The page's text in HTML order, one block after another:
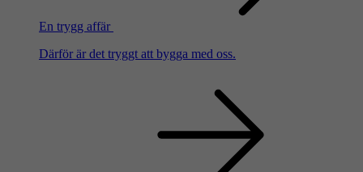
En trygg affär
Därför är det tryggt att bygga med oss.